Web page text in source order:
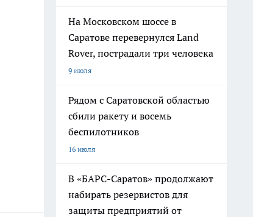
На Московском шоссе в
Саратове перевернулся Land
Rover, пострадали три человека
9 июля
Рядом с Саратовской областью
сбили ракету и восемь
беспилотников
16 июля
В «БАРС-Саратов» продолжают
набирать резервистов для
защиты предприятий от